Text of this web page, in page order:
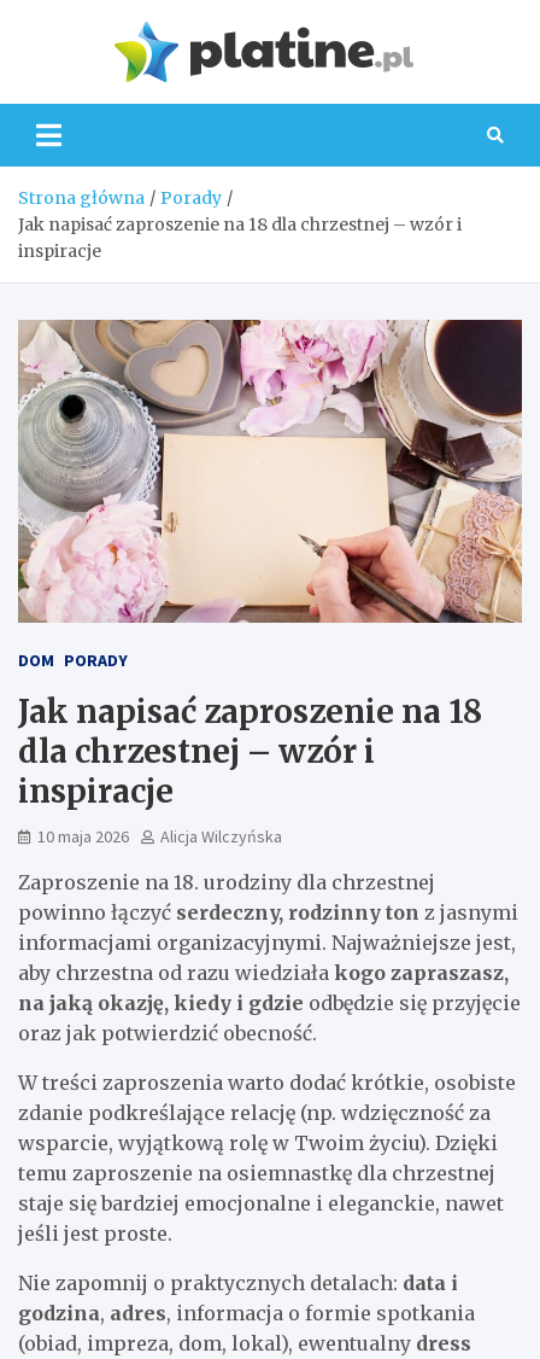
Strona główna
Porady
Jak napisać zaproszenie na 18 dla chrzestnej – wzór i
inspiracje
DOM PORADY
Jak napisać zaproszenie na 18
dla chrzestnej – wzór i
inspiracje
10 maja 2026 Alicja Wilczyńska
Zaproszenie na 18. urodziny dla chrzestnej
powinno łączyć serdeczny, rodzinny ton z jasnymi
informacjami organizacyjnymi. Najważniejsze jest,
aby chrzestna od razu wiedziała kogo zapraszasz,
na jaką okazję, kiedy i gdzie odbędzie się przyjęcie
oraz jak potwierdzić obecność.
W treści zaproszenia warto dodać krótkie, osobiste
zdanie podkreślające relację (np. wdzięczność za
wsparcie, wyjątkową rolę w Twoim życiu). Dzięki
temu zaproszenie na osiemnastkę dla chrzestnej
staje się bardziej emocjonalne i eleganckie, nawet
jeśli jest proste.
Nie zapomnij o praktycznych detalach: data i
godzina, adres, informacja o formie spotkania
(obiad, impreza, dom, lokal), ewentualny dress